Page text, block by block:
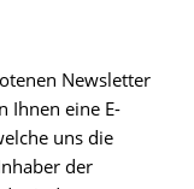
Newsletter
Ihnen eine E-
uns die
der